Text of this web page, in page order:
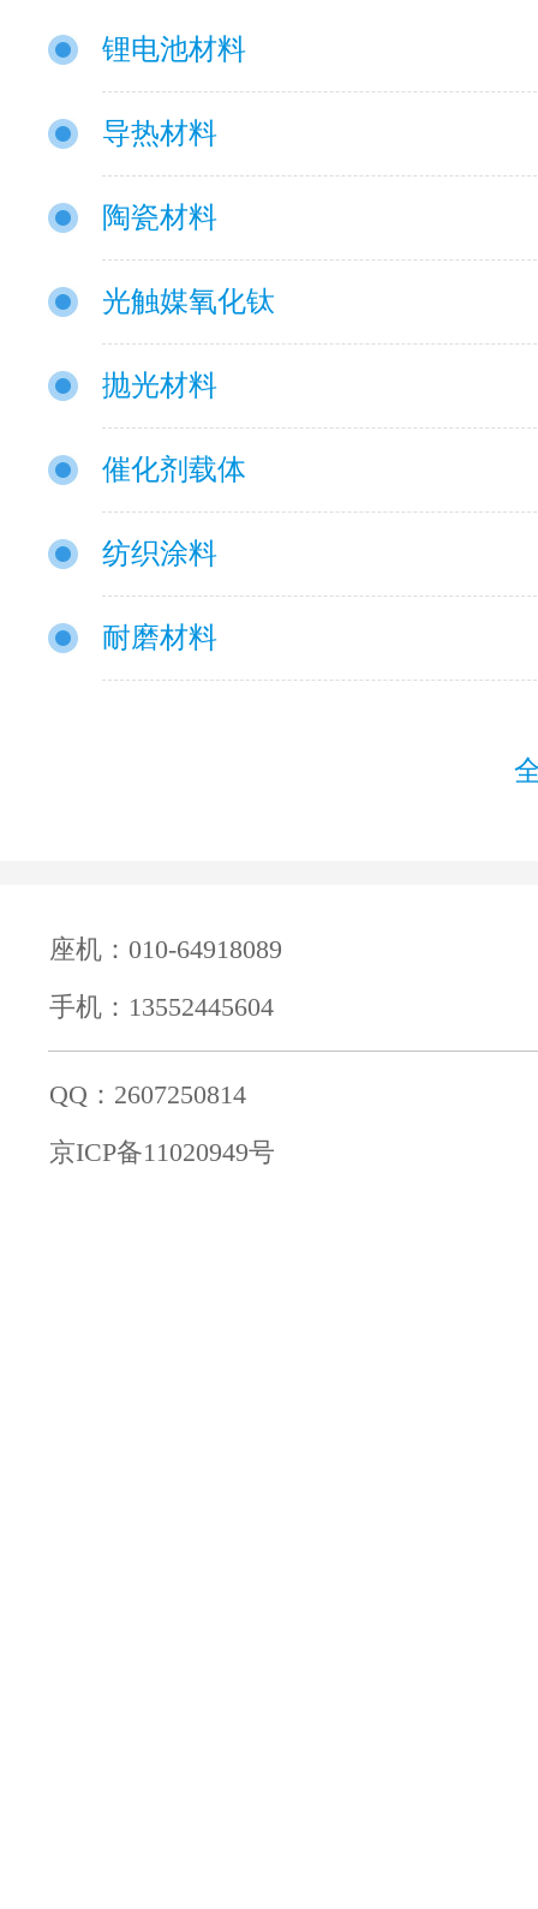
锂电池材料
导热材料
陶瓷材料
光触媒氧化钛
抛光材料
催化剂载体
纺织涂料
耐磨材料
座机：010-64918089
手机：13552445604
QQ：2607250814
京ICP备11020949号